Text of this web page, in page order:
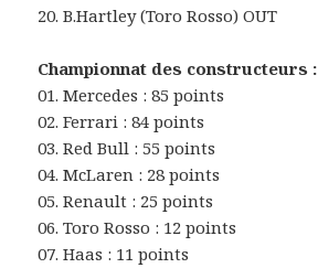
20. B.Hartley (Toro Rosso) OUT
Championnat des constructeurs :
01. Mercedes : 85 points
02. Ferrari : 84 points
03. Red Bull : 55 points
04. McLaren : 28 points
05. Renault : 25 points
06. Toro Rosso : 12 points
07. Haas : 11 points